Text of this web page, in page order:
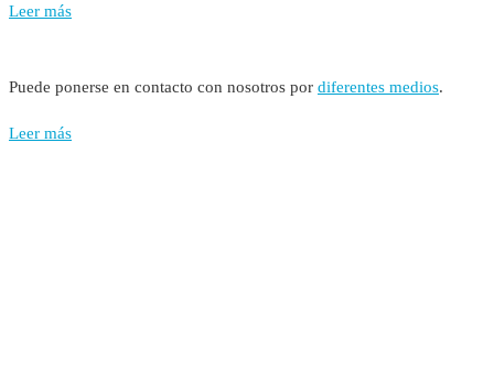
Leer más
Puede ponerse en contacto con nosotros por diferentes medios.
Leer más